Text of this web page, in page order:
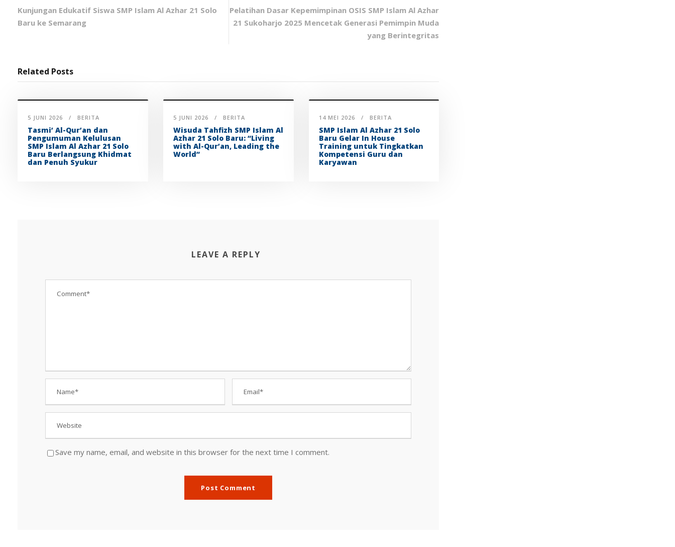
Kunjungan Edukatif Siswa SMP Islam Al Azhar 21 Solo
Baru ke Semarang
Pelatihan Dasar Kepemimpinan OSIS SMP Islam Al Azhar
21 Sukoharjo 2025 Mencetak Generasi Pemimpin Muda
yang Berintegritas
Related Posts
5 JUNI 2026 BERITA
Tasmi’ Al-Qur’an dan
Pengumuman Kelulusan
SMP Islam Al Azhar 21 Solo
Baru Berlangsung Khidmat
dan Penuh Syukur
5 JUNI 2026 BERITA
Wisuda Tahfizh SMP Islam Al
Azhar 21 Solo Baru: “Living
with Al-Qur’an, Leading the
World”
14 MEI 2026 BERITA
SMP Islam Al Azhar 21 Solo
Baru Gelar In House
Training untuk Tingkatkan
Kompetensi Guru dan
Karyawan
LEAVE A REPLY
Save my name, email, and website in this browser for the next time I comment.